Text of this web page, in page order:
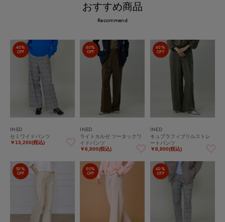
おすすめ商品
Recommend
40%
OFF
INED
セミワイドパンツ
￥13,200(税込)
60%
OFF
INED
ライトカルゼ ツータックワ
イドパンツ
￥8,800(税込)
60%
OFF
INED
キュプラフィブリルストレ
ートパンツ
￥8,800(税込)
50%
OFF
50%
OFF
40%
OFF